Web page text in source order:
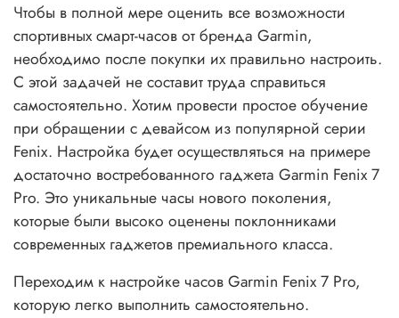
Чтобы в полной мере оценить все возможности
спортивных смарт-часов от бренда Garmin,
необходимо после покупки их правильно настроить.
С этой задачей не составит труда справиться
самостоятельно. Хотим провести простое обучение
при обращении с девайсом из популярной серии
Fenix. Настройка будет осуществляться на примере
достаточно востребованного гаджета Garmin Fenix 7
Pro. Это уникальные часы нового поколения,
которые были высоко оценены поклонниками
современных гаджетов премиального класса.
Переходим к настройке часов Garmin Fenix 7 Pro,
которую легко выполнить самостоятельно.